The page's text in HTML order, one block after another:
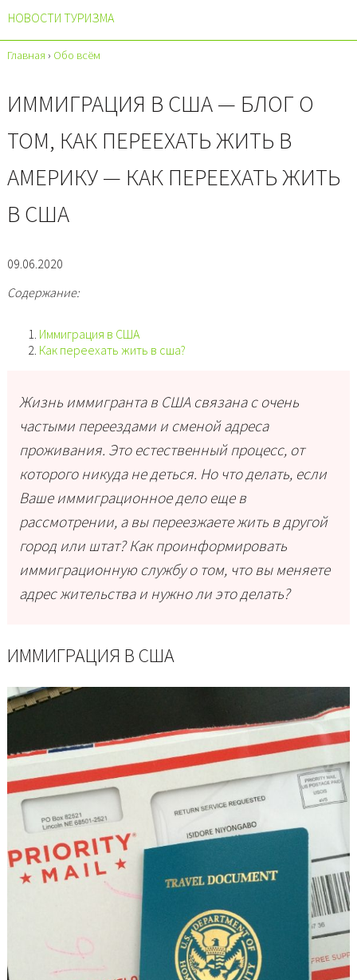
НОВОСТИ ТУРИЗМА
Главная › Обо всём
ИММИГРАЦИЯ В США — БЛОГ О
ТОМ, КАК ПЕРЕЕХАТЬ ЖИТЬ В
АМЕРИКУ — КАК ПЕРЕЕХАТЬ ЖИТЬ
В США
09.06.2020
Содержание:
Иммиграция в США
Как переехать жить в сша?
Жизнь иммигранта в США связана с очень
частыми переездами и сменой адреса
проживания. Это естественный процесс, от
которого никуда не деться. Но что делать, если
Ваше иммиграционное дело еще в
рассмотрении, а вы переезжаете жить в другой
город или штат? Как проинформировать
иммиграционную службу о том, что вы меняете
адрес жительства и нужно ли это делать?
ИММИГРАЦИЯ В США